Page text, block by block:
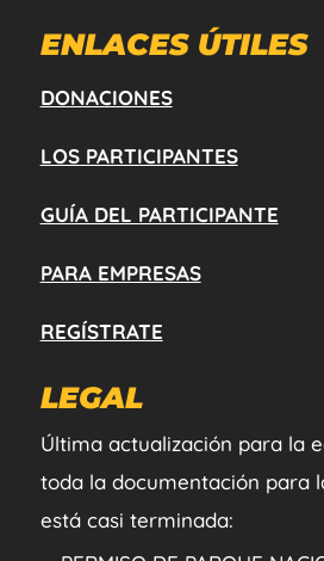
ENLACES ÚTILES
DONACIONES
LOS PARTICIPANTES
GUÍA DEL PARTICIPANTE
PARA EMPRESAS
REGÍSTRATE
LEGAL
Última actualización para la
toda la documentación para
está casi terminada: